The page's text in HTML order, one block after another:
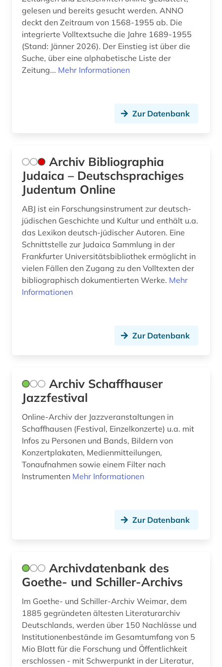
geschichte 1490-1960 (1)
geschichte 1535-1820 (1)
geschichte 1600-1995 (1)
geschichte 1650-1750 (1)
geschichte 1685-1896 (1)
geschichte 1790-1920 (1)
geschichte 1900- (1)
geschichte 1914-1918 (1)
geschichte 1933-1945 (1)
geschichte 1945-2004 (1)
geschichte <1700-1824> (1)
gesellschaft der musikfreunde in wien (1)
gesundheit &amp; ernährung (1)
girolamo (1)
griechenland (1)
großbritannien (8)
gruppenspiel (1)
gruß (1)
hampartsoum (1)
gelesen und bereits gesucht werden. ANNO
deckt den Zeitraum von 1568-1955 ab. Die
integrierte Volltextsuche die Jahre 1689-1955
(Stand: Jänner 2026). Der Einstieg ist über die
Suche, über eine alphabetische Liste der
Zeitung... Mehr Informationen
Zur Datenbank
Archiv Bibliographia
Judaica – Deutschsprachiges
Judentum Online
ABJ ist ein Forschungsinstrument zur deutsch-
jüdischen Geschichte und Kultur und enthält u.a.
das Lexikon deutsch-jüdischer Autoren. Eine
Schnittstelle zur Judaica Sammlung in der
Frankfurter Universitätsbibliothek ermöglicht in
vielen Fällen den Zugang zu den Volltexten der
bibliographisch dokumentierten Werke. Mehr
Informationen
Zur Datenbank
Archiv Schaffhauser
Jazzfestival
Online-Archiv der Jazzveranstaltungen in
Schaffhausen (Festival, Einzelkonzerte) u.a. mit
Infos zu Personen und Bands, Bildern von
Konzertplakaten, Medienmitteilungen,
Tonaufnahmen sowie einem Filter nach
Instrumenten Mehr Informationen
Zur Datenbank
Archivdatenbank des
Goethe- und Schiller-Archivs
Im Goethe- und Schiller-Archiv Weimar, dem
1885 gegründeten ältesten Literaturarchiv
Deutschlands, werden über 150 Nachlässe und
Institutionenbestände im Gesamtumfang von 5
Mio Blatt für die Forschung und Öffentlichkeit
erschlossen - mit Schwerpunkt in der Literatur,